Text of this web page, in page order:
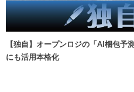
【独自】オープンロジの「AI梱包予
にも活用本格化